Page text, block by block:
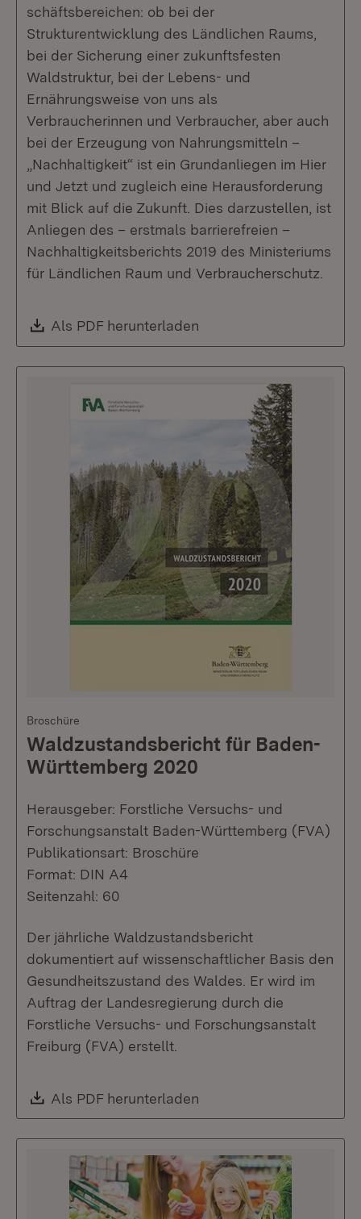
schäftsbereichen: ob bei der
Strukturentwicklung des Ländlichen Raums,
bei der Sicherung einer zukunftsfesten
Waldstruktur, bei der Lebens- und
Ernährungsweise von uns als
Verbraucherinnen und Verbraucher, aber auch
bei der Erzeugung von Nahrungsmitteln –
„Nachhaltigkeit“ ist ein Grundanliegen im Hier
und Jetzt und zugleich eine Herausforderung
mit Blick auf die Zukunft. Dies darzustellen, ist
Anliegen des – erstmals barrierefreien –
Nachhaltigkeitsberichts 2019 des Ministeriums
für Ländlichen Raum und Verbraucher­schutz.
Download:
Als PDF herunterladen
Broschüre
Waldzustandsbericht für Baden-
Württemberg 2020
Herausgeber: Forstliche Versuchs- und
Forschungsanstalt Baden-Württemberg (FVA)
Publikationsart: Broschüre
Format: DIN A4
Seitenzahl: 60
Der jährliche Waldzustandsbericht
dokumentiert auf wissenschaftlicher Basis den
Gesundheitszustand des Waldes. Er wird im
Auftrag der Landesregierung durch die
Forstliche Versuchs- und Forschungsanstalt
Freiburg (FVA) erstellt.
Download:
Als PDF herunterladen